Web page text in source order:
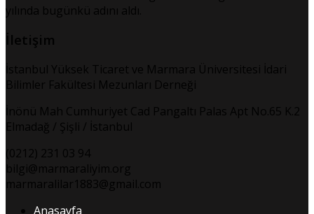
yılında bugünkü adını aldı.
İletişim
İstanbul Yüksek Ticaret ve Marmara Üniversitesi İdari
Bilimler Fakültesi Mezunları Derneği
İnönü Mah Cumhuriyet Cad Pangaltı Palas Apt No.65 K.2
Elmadağ / Şişli / İstanbul
(0212) 231 03 94
bilgi@marmaraliyim.org
marmaralilar1883@gmail.com
Anasayfa